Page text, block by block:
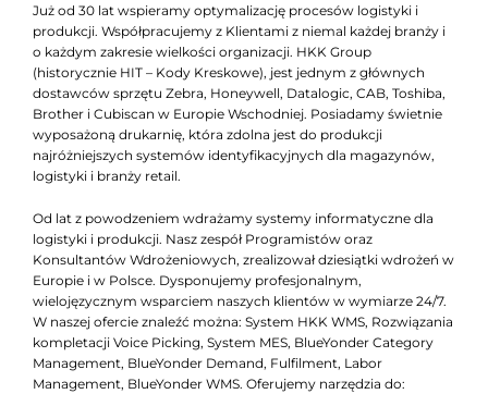
Już od 30 lat wspieramy optymalizację procesów logistyki i
produkcji. Współpracujemy z Klientami z niemal każdej branży i
o każdym zakresie wielkości organizacji. HKK Group
(historycznie HIT – Kody Kreskowe), jest jednym z głównych
dostawców sprzętu Zebra, Honeywell, Datalogic, CAB, Toshiba,
Brother i Cubiscan w Europie Wschodniej. Posiadamy świetnie
wyposażoną drukarnię, która zdolna jest do produkcji
najróżniejszych systemów identyfikacyjnych dla magazynów,
logistyki i branży retail.
Od lat z powodzeniem wdrażamy systemy informatyczne dla
logistyki i produkcji. Nasz zespół Programistów oraz
Konsultantów Wdrożeniowych, zrealizował dziesiątki wdrożeń w
Europie i w Polsce. Dysponujemy profesjonalnym,
wielojęzycznym wsparciem naszych klientów w wymiarze 24/7.
W naszej ofercie znaleźć można: System HKK WMS, Rozwiązania
kompletacji Voice Picking, System MES, BlueYonder Category
Management, BlueYonder Demand, Fulfilment, Labor
Management, BlueYonder WMS. Oferujemy narzędzia do: